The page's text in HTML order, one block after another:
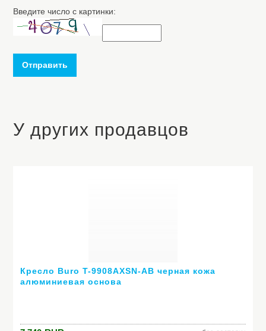
Введите число с картинки:
Отправить
У других продавцов
Кресло Buro T-9908AXSN-AB черная кожа
алюминиевая основа